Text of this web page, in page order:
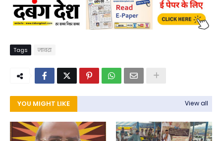
Tags जावरा
YOU MIGHT LIKE View all